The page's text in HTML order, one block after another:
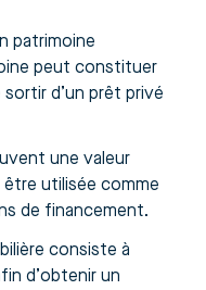
patrimoine
peut constituer
d’un prêt privé
une valeur
utilisée comme
de financement.
consiste à
d’obtenir un